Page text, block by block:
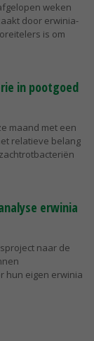
weken
door erwinia-
is om
in pootgoed
maand met een
relatieve belang
erwinia
naar de
hun eigen erwinia